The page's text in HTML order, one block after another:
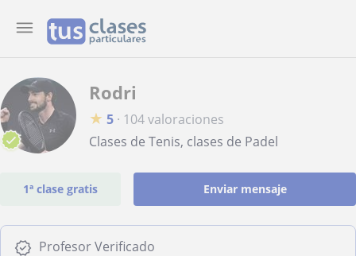
Rodri
★ 5 · 104 valoraciones
Clases de Tenis, clases de Padel
1ª clase gratis Enviar mensaje
Profesor Verificado